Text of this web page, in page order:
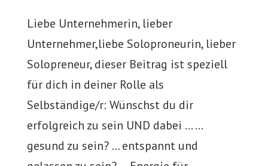
Liebe Unternehmerin, lieber
Unternehmer,liebe Soloproneurin, lieber
Solopreneur, dieser Beitrag ist speziell
für dich in deiner Rolle als
Selbständige/r: Wünschst du dir
erfolgreich zu sein UND dabei … …
gesund zu sein? … entspannt und